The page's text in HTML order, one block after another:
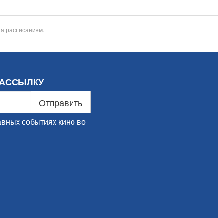
расписанием.
Отправить
событиях кино во